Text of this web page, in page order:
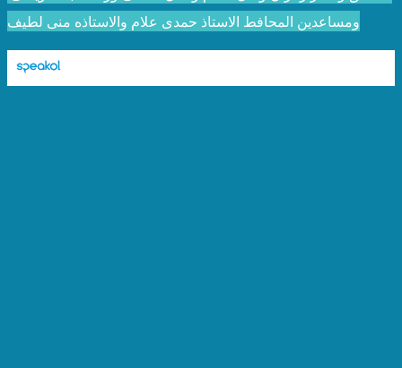
ومساعدين المحافط الاستاذ حمدى علام والاستاذه منى لطيف